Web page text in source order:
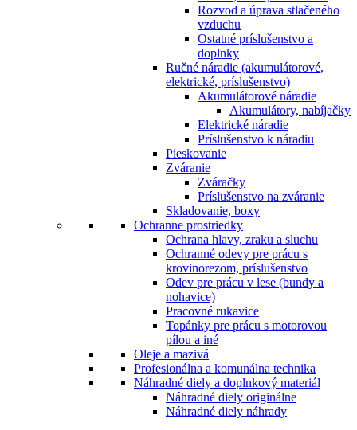
Rozvod a úprava stlačeného
vzduchu
Ostatné príslušenstvo a
doplnky
Ručné náradie (akumulátorové,
elektrické, príslušenstvo)
Akumulátorové náradie
Akumulátory, nabíjačky
Elektrické náradie
Príslušenstvo k náradiu
Pieskovanie
Zváranie
Zváračky
Príslušenstvo na zváranie
Skladovanie, boxy
Ochranne prostriedky
Ochrana hlavy, zraku a sluchu
Ochranné odevy pre prácu s
krovinorezom, príslušenstvo
Odev pre prácu v lese (bundy a
nohavice)
Pracovné rukavice
Topánky pre prácu s motorovou
pílou a iné
Oleje a mazivá
Profesionálna a komunálna technika
Náhradné diely a doplnkový materiál
Náhradné diely originálne
Náhradné diely náhrady